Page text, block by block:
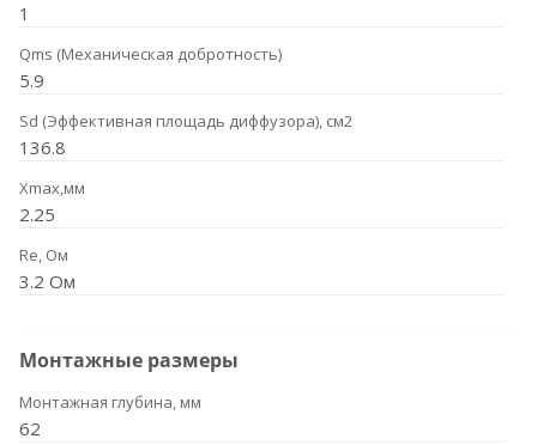
1
Qms (Механическая добротность)
5.9
Sd (Эффективная площадь диффузора), см2
136.8
Xmax,мм
2.25
Re, Ом
3.2 Ом
Монтажные размеры
Монтажная глубина, мм
62